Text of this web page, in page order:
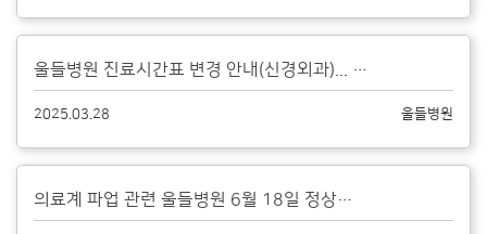
울들병원 진료시간표 변경 안내(신경외과)...
울들병원
2025.03.28
의료계 파업 관련 울들병원 6월 18일 정상진료안내...